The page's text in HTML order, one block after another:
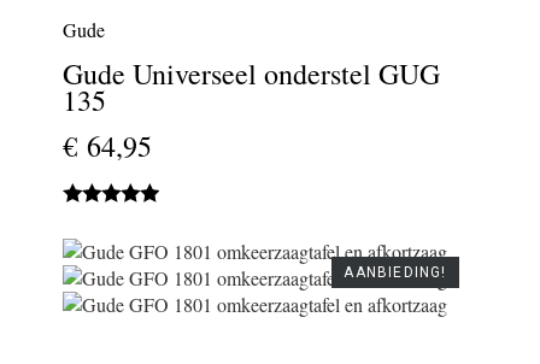
Gude
Gude Universeel onderstel GUG
135
€ 64,95
AANBIEDING!